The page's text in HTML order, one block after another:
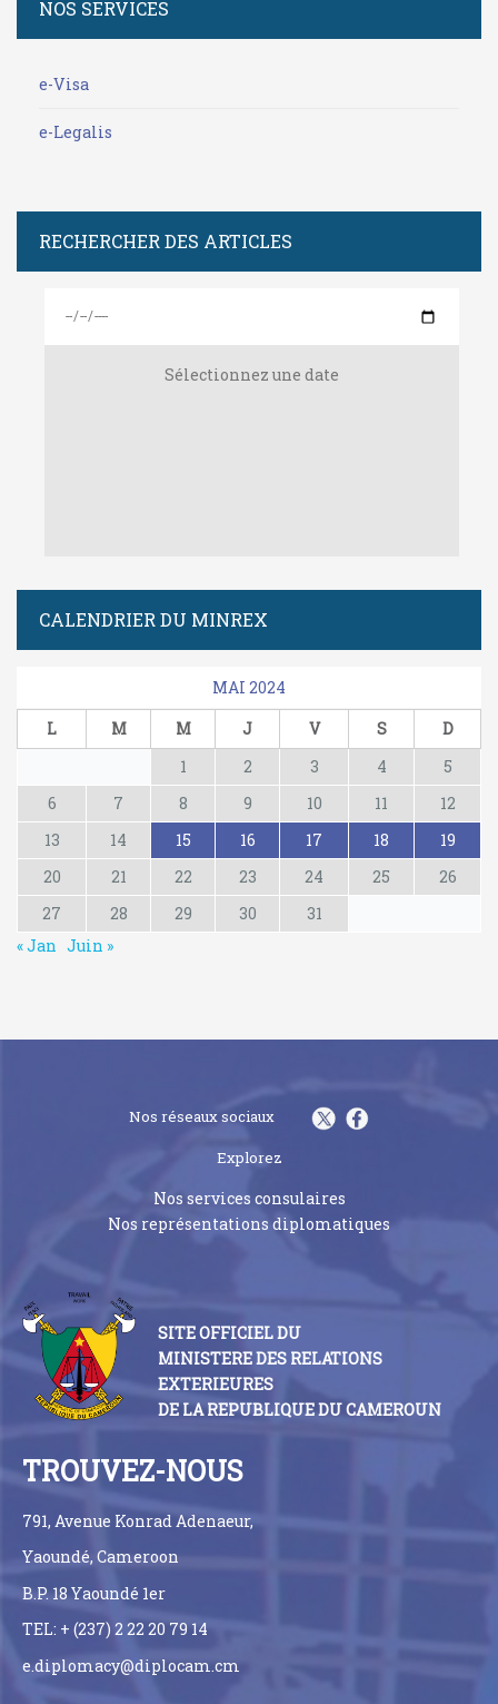
NOS SERVICES
e-Visa
e-Legalis
RECHERCHER DES ARTICLES
Sélectionnez une date
CALENDRIER DU MINREX
MAI 2024
L
M M J V S
D
1
2 3 4
5
6
7 8 9 10 11
12
13
14 15 16 17 18
19
20
21 22 23 24 25
26
27
28 29 30
31
« Jan Juin »
Nos réseaux sociaux
Explorez
Nos services consulaires
Nos représentations diplomatiques
SITE OFFICIEL DU
MINISTERE DES RELATIONS
EXTERIEURES
DE LA REPUBLIQUE DU CAMEROUN
TROUVEZ-NOUS
791, Avenue Konrad Adenaeur,
Yaoundé, Cameroon
B.P. 18 Yaoundé 1er
TEL: + (237) 2 22 20 79 14
e.diplomacy@diplocam.cm